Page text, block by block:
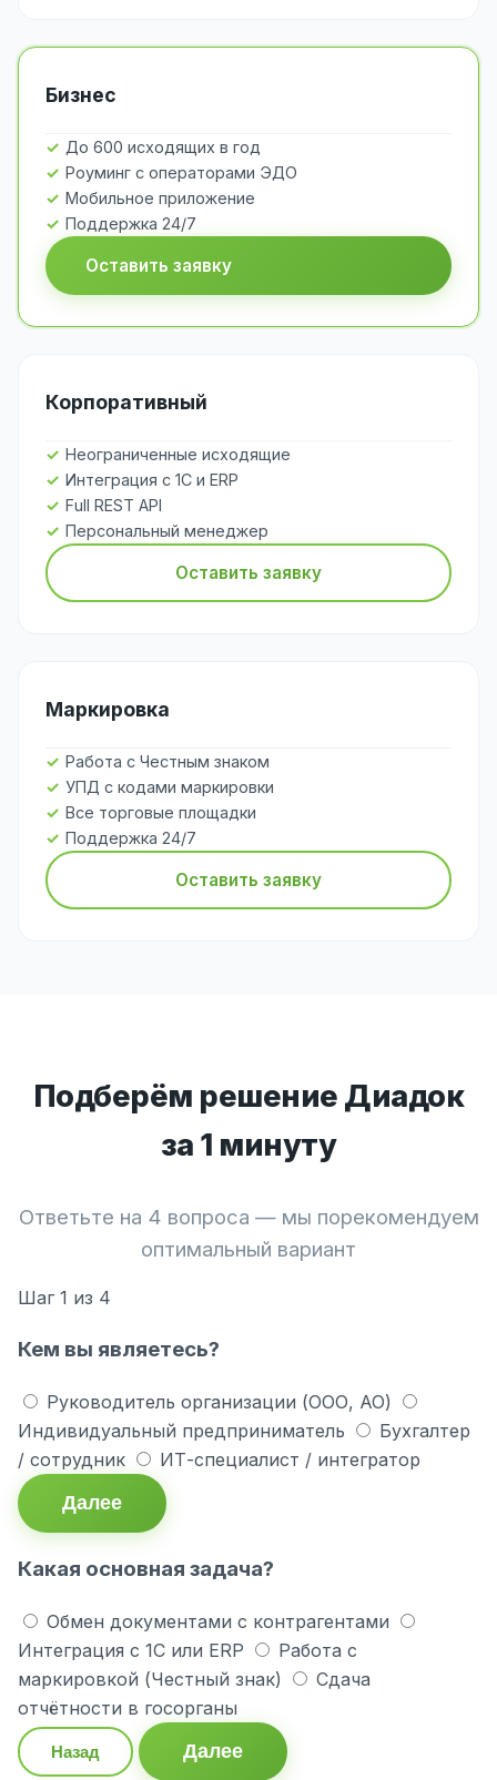
Бизнес
До 600 исходящих в год
Роуминг с операторами ЭДО
Мобильное приложение
Поддержка 24/7
Оставить заявку
Корпоративный
Неограниченные исходящие
Интеграция с 1С и ERP
Full REST API
Персональный менеджер
Оставить заявку
Маркировка
Работа с Честным знаком
УПД с кодами маркировки
Все торговые площадки
Поддержка 24/7
Оставить заявку
Подберём решение Диадок
за 1 минуту
Ответьте на 4 вопроса — мы порекомендуем
оптимальный вариант
Шаг 1 из 4
Кем вы являетесь?
Руководитель организации (ООО, АО)
Индивидуальный предприниматель
Бухгалтер
/ сотрудник
ИТ-специалист / интегратор
Далее
Какая основная задача?
Обмен документами с контрагентами
Интеграция с 1С или ERP
Работа с
маркировкой (Честный знак)
Сдача
отчётности в госорганы
Назад Далее